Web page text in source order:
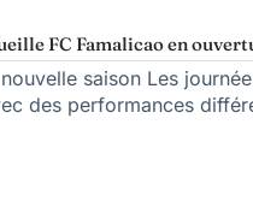
FC Famalicao en
saison Les
des performances